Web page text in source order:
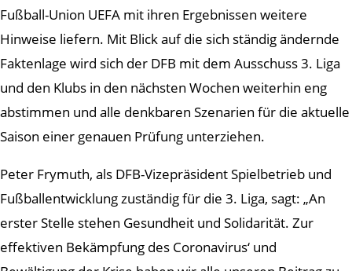
Fußball-Union UEFA mit ihren Ergebnissen weitere
Hinweise liefern. Mit Blick auf die sich ständig ändernde
Faktenlage wird sich der DFB mit dem Ausschuss 3. Liga
und den Klubs in den nächsten Wochen weiterhin eng
abstimmen und alle denkbaren Szenarien für die aktuelle
Saison einer genauen Prüfung unterziehen.
Peter Frymuth, als DFB-Vizepräsident Spielbetrieb und
Fußballentwicklung zuständig für die 3. Liga, sagt: „An
erster Stelle stehen Gesundheit und Solidarität. Zur
effektiven Bekämpfung des Coronavirus‘ und